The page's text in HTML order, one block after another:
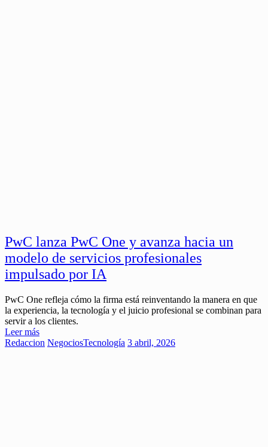
PwC lanza PwC One y avanza hacia un
modelo de servicios profesionales
impulsado por IA
PwC One refleja cómo la firma está reinventando la manera en que
la experiencia, la tecnología y el juicio profesional se combinan para
servir a los clientes.
Leer más
Redaccion NegociosTecnología 3 abril, 2026